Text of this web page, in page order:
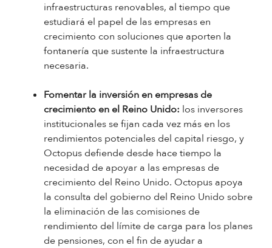
infraestructuras renovables, al tiempo que
estudiará el papel de las empresas en
crecimiento con soluciones que aporten la
fontanería que sustente la infraestructura
necesaria.
Fomentar la inversión en empresas de
crecimiento en el Reino Unido: los inversores
institucionales se fijan cada vez más en los
rendimientos potenciales del capital riesgo, y
Octopus defiende desde hace tiempo la
necesidad de apoyar a las empresas de
crecimiento del Reino Unido. Octopus apoya
la consulta del gobierno del Reino Unido sobre
la eliminación de las comisiones de
rendimiento del límite de carga para los planes
de pensiones, con el fin de ayudar a